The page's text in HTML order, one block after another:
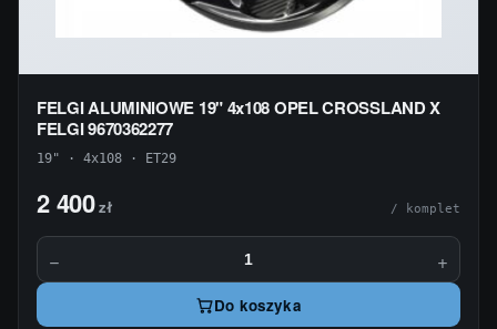
FELGI ALUMINIOWE 19" 4x108 OPEL CROSSLAND X
FELGI 9670362277
19" · 4x108 · ET29
2 400zł / komplet
− +
Do koszyka